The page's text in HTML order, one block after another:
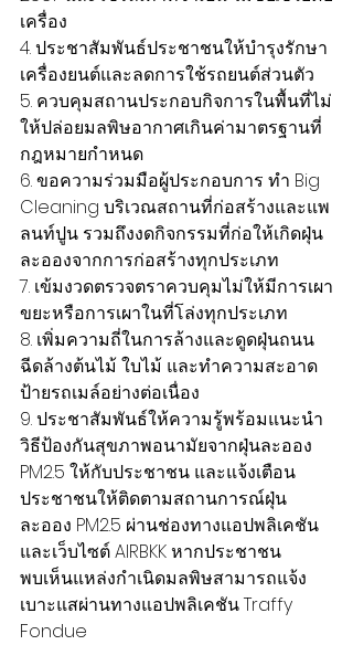
เครื่อง
4. ประชาสัมพันธ์ประชาชนให้บำรุงรักษา
เครื่องยนต์และลดการใช้รถยนต์ส่วนตัว
5. ควบคุมสถานประกอบกิจการในพื้นที่ไม่
ให้ปล่อยมลพิษอากาศเกินค่ามาตรฐานที่
กฎหมายกำหนด
6. ขอความร่วมมือผู้ประกอบการ ทำ Big
Cleaning บริเวณสถานที่ก่อสร้างและแพ
ลนท์ปูน รวมถึงงดกิจกรรมที่ก่อให้เกิดฝุ่น
ละอองจากการก่อสร้างทุกประเภท
7. เข้มงวดตรวจตราควบคุมไม่ให้มีการเผา
ขยะหรือการเผาในที่โล่งทุกประเภท
8. เพิ่มความถี่ในการล้างและดูดฝุ่นถนน
ฉีดล้างต้นไม้ ใบไม้ และทำความสะอาด
ป้ายรถเมล์อย่างต่อเนื่อง
9. ประชาสัมพันธ์ให้ความรู้พร้อมแนะนำ
วิธีป้องกันสุขภาพอนามัยจากฝุ่นละออง
PM2.5 ให้กับประชาชน และแจ้งเตือน
ประชาชนให้ติดตามสถานการณ์ฝุ่น
ละออง PM2.5 ผ่านช่องทางแอปพลิเคชัน
และเว็บไซต์ AIRBKK หากประชาชน
พบเห็นแหล่งกำเนิดมลพิษสามารถแจ้ง
เบาะแสผ่านทางแอปพลิเคชัน Traffy
Fondue